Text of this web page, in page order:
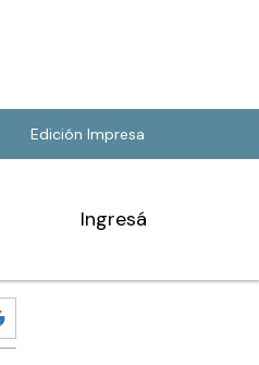
Edición Impresa
Ingresá